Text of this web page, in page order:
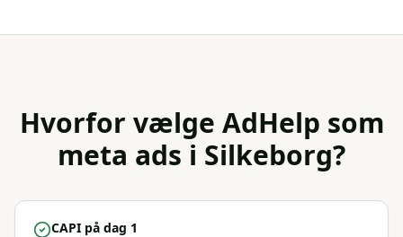
Hvorfor vælge AdHelp som
meta ads i Silkeborg?
CAPI på dag 1